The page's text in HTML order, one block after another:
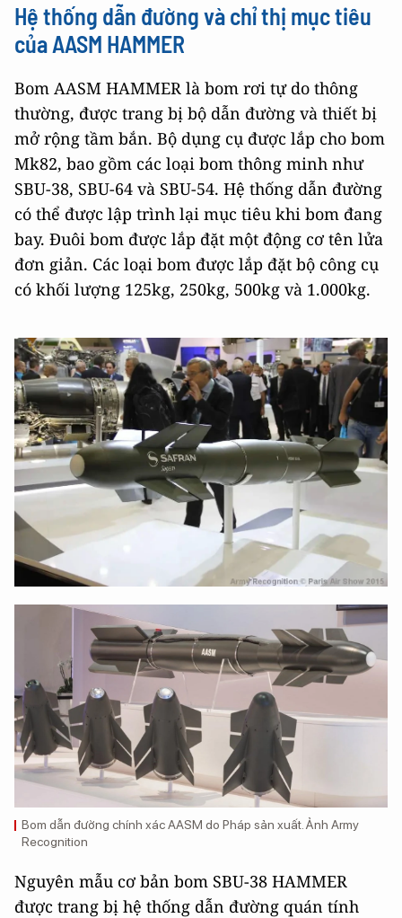
Hệ thống dẫn đường và chỉ thị mục tiêu
của AASM HAMMER
Bom AASM HAMMER là bom rơi tự do thông
thường, được trang bị bộ dẫn đường và thiết bị
mở rộng tầm bắn. Bộ dụng cụ được lắp cho bom
Mk82, bao gồm các loại bom thông minh như
SBU-38, SBU-64 và SBU-54. Hệ thống dẫn đường
có thể được lập trình lại mục tiêu khi bom đang
bay. Đuôi bom được lắp đặt một động cơ tên lửa
đơn giản. Các loại bom được lắp đặt bộ công cụ
có khối lượng 125kg, 250kg, 500kg và 1.000kg.
Bom dẫn đường chính xác AASM do Pháp sản xuất. Ảnh Army
Recognition
Nguyên mẫu cơ bản bom SBU-38 HAMMER
được trang bị hệ thống dẫn đường quán tính